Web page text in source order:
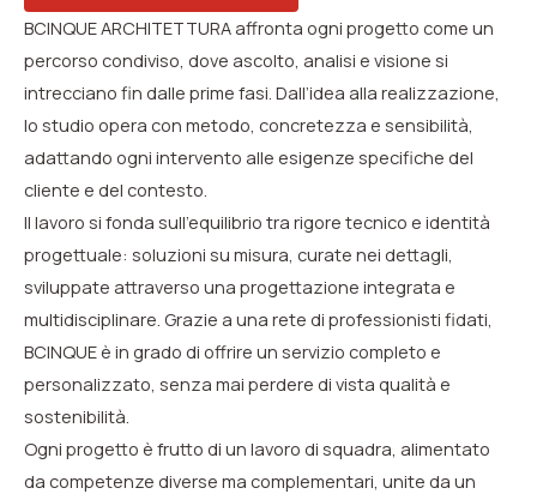
BCINQUE ARCHITETTURA affronta ogni progetto come un
percorso condiviso, dove ascolto, analisi e visione si
intrecciano fin dalle prime fasi. Dall’idea alla realizzazione,
lo studio opera con metodo, concretezza e sensibilità,
adattando ogni intervento alle esigenze specifiche del
cliente e del contesto.
Il lavoro si fonda sull’equilibrio tra rigore tecnico e identità
progettuale: soluzioni su misura, curate nei dettagli,
sviluppate attraverso una progettazione integrata e
multidisciplinare. Grazie a una rete di professionisti fidati,
BCINQUE è in grado di offrire un servizio completo e
personalizzato, senza mai perdere di vista qualità e
sostenibilità.
Ogni progetto è frutto di un lavoro di squadra, alimentato
da competenze diverse ma complementari, unite da un